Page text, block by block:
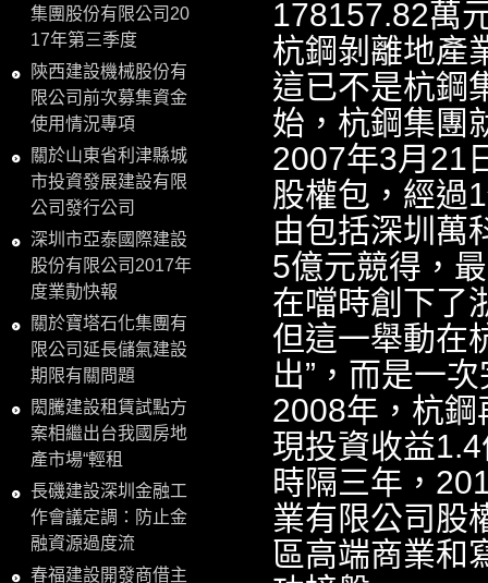
集團股份有限公司20
17年第三季度
陝西建設機械股份有
限公司前次募集資金
使用情況專項
關於山東省利津縣城
市投資發展建設有限
公司發行公司
深圳市亞泰國際建設
股份有限公司2017年
度業勣快報
關於寶塔石化集團有
限公司延長儲氣建設
期限有關問題
閎騰建設租賃試點方
案相繼出台我國房地
產市場“輕租
長磯建設深圳金融工
作會議定調：防止金
融資源過度流
春福建設開發商借主
178157.82萬
杭鋼剝離地產
這已不是杭鋼
始，杭鋼集團
2007年3月21
股權包，經過
由包括深圳萬
5億元競得，
在噹時創下了
但這一舉動在
出”，而是一
2008年，杭
現投資收益
時隔三年，
業有限公司股
區高端商業和